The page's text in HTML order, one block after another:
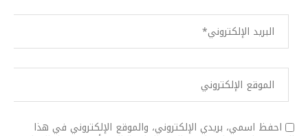
احفظ اسمي، بريدي الإلكتروني، والموقع الإلكتروني في هذا